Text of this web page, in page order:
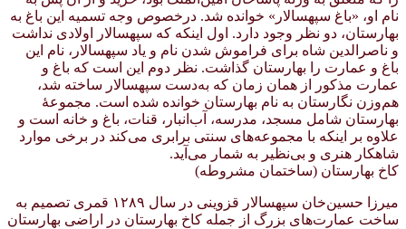
نام او، «باغ سپهسالار» خوانده شد. درخصوص وجه تسمیه این باغ به
بهارستان، دو نظر وجود دارد. اول اینکه که سپهسالار اولادی نداشت
و ناصرالدین شاه برای فراموش شدن نام و یاد سپهسالار، نام این
باغ و عمارت را بهارستان گذاشت. نظر دوم این است که باغ و
عمارت مذکور از همان زمان که به‌دست سپهسالار ساخته شد،
هم‌وزن نگارستان به نام بهارستان خوانده شده است. مجموعهٔ
بهارستان شامل مسجد، مدرسه، آب‌انبار، قنات، باغ و خانه است و
علاوه بر اینکه با مجموعه‌های سنتی برابری می‌کند در برخی موارد
شاهکار هنری و بی‌نظیر به شمار می‌آید.
کاخ بهارستان (ساختمان مشروطه)
میرزا حسین‌خان سپهسالار قزوینی در سال ۱۲۸۹ قمری تصمیم به
ساخت عمارت‌های بزرگ از جمله کاخ بهارستان در اراضی بهارستان